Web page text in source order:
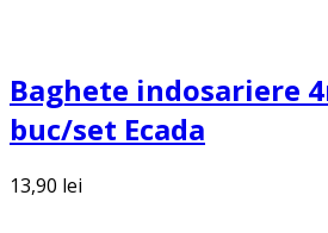
Baghete indosariere
buc/set Ecada
13,90 lei